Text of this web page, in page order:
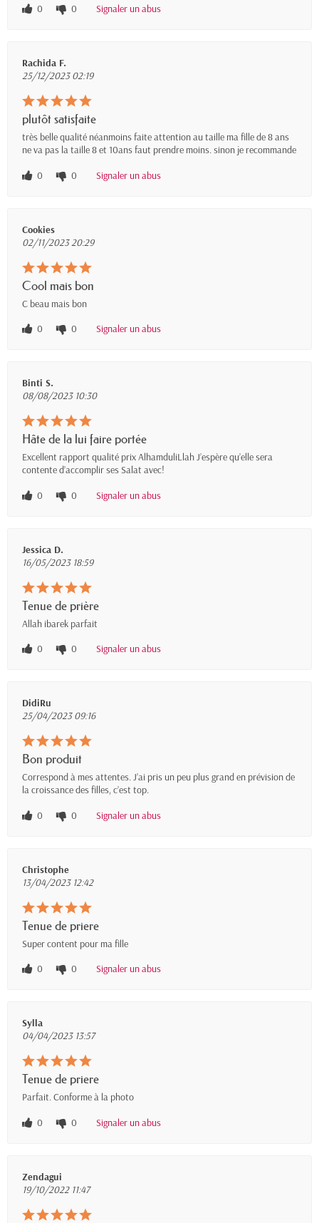
0 0 Signaler un abus
Rachida F.
25/12/2023 02:19
plutôt satisfaite
très belle qualité néanmoins faite attention au taille ma fille de 8 ans
ne va pas la taille 8 et 10ans faut prendre moins. sinon je recommande
0
0 Signaler un abus
Cookies
02/11/2023 20:29
Cool mais bon
C beau mais bon
0
0 Signaler un abus
Binti S.
08/08/2023 10:30
Hâte de la lui faire portée
Excellent rapport qualité prix AlhamduliLlah J’espère qu’elle sera
contente d’accomplir ses Salat avec!
0
0 Signaler un abus
Jessica D.
16/05/2023 18:59
Tenue de prière
Allah ibarek parfait
0
0 Signaler un abus
DidiRu
25/04/2023 09:16
Bon produit
Correspond à mes attentes. J’ai pris un peu plus grand en prévision de
la croissance des filles, c’est top.
0
0 Signaler un abus
Christophe
13/04/2023 12:42
Tenue de priere
Super content pour ma fille
0
0 Signaler un abus
Sylla
04/04/2023 13:57
Tenue de priere
Parfait. Conforme à la photo
0
0 Signaler un abus
Zendagui
19/10/2022 11:47